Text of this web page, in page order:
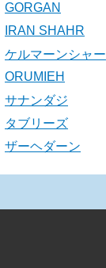
GORGAN
IRAN SHAHR
ケルマーンシャー
ORUMIEH
サナンダジ
タブリーズ
ザーヘダーン